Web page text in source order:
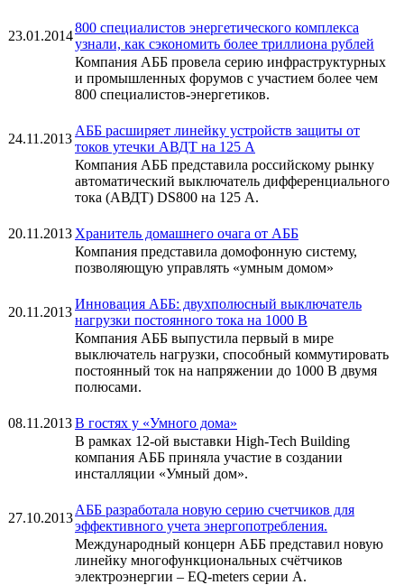
23.01.2014
800 специалистов энергетического комплекса
узнали, как сэкономить более триллиона рублей
Компания АББ провела серию инфраструктурных
и промышленных форумов с участием более чем
800 специалистов-энергетиков.
24.11.2013
АББ расширяет линейку устройств защиты от
токов утечки АВДТ на 125 А
Компания АББ представила российскому рынку
автоматический выключатель дифференциального
тока (АВДТ) DS800 на 125 А.
20.11.2013 Хранитель домашнего очага от АББ
Компания представила домофонную систему,
позволяющую управлять «умным домом»
20.11.2013
Инновация АББ: двухполюсный выключатель
нагрузки постоянного тока на 1000 В
Компания АББ выпустила первый в мире
выключатель нагрузки, способный коммутировать
постоянный ток на напряжении до 1000 В двумя
полюсами.
08.11.2013В гостях у «Умного дома»
В рамках 12-ой выставки High-Tech Building
компания АББ приняла участие в создании
инсталляции «Умный дом».
27.10.2013
АББ разработала новую серию счетчиков для
эффективного учета энергопотребления.
Международный концерн АББ представил новую
линейку многофункциональных счётчиков
электроэнергии – EQ-meters серии А.